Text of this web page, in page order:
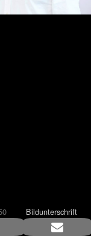
50 Bildunterschrift